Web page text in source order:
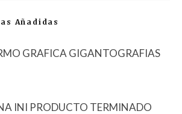
Añadidas
GRAFICA GIGANTOGRAFIAS
INI PRODUCTO TERMINADO